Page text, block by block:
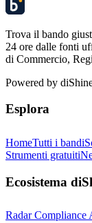
Trova il bando
24 ore dalle fonti
di Commercio,
Powered by
Esplora
HomeTutti i bandi
Strumenti gratuiti
Ecosistema
Radar Compliance